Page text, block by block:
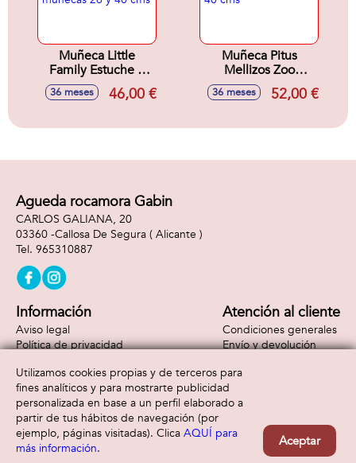
Muñeca Little
Family Estuche 2
muñecas 26 y 40
cms
36 meses 46,00 €
Muñeca Pitus
Mellizos Zoo
Estuche 40 cms
36 meses 52,00 €
Agueda rocamora Gabin
CARLOS GALIANA, 20
03360 -Callosa De Segura ( Alicante )
965310887
Información
Aviso legal
Política de privacidad
Atención al cliente
Condiciones generales
Envío y devolución
Formas de pago
Utilizamos cookies propias y de terceros para
fines analíticos y para mostrarte publicidad
personalizada en base a un perfil elaborado a
partir de tus hábitos de navegación (por
ejemplo, páginas visitadas). Clica AQUÍ para
más información. Aceptar